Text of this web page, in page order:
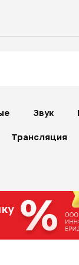
Звук
Трансляция